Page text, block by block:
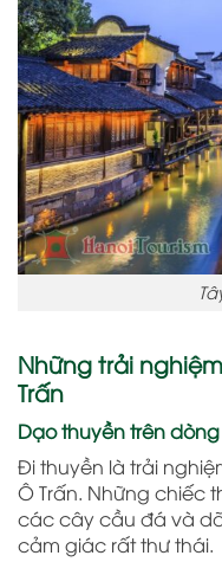
Những trải
Trấn
Dạo thuyền trên
Đi thuyền là trải
Ô Trấn. Những chiếc
các cây cầu đá và
cảm giác rất thư thái.